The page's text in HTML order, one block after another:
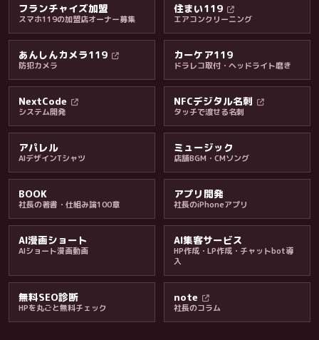
料金・保証・ご案内
フランチャイズ加盟
スマホ119の加盟店オーナー募集
住まい119
エアコンクリーニング
あんしんカメラ119
防犯カメラ
カーケア119
ドラレコ取付・ヘッドライト磨き
NextCode
システム開発
NFCデジタル名刺
タッチで渡せる名刺
アパレル
AIデザインTシャツ
ミュージック
店舗BGM・CMソング
BOOK
社長の著書・仕組み論100章
アプリ開発
社長のiPhoneアプリ
AI漫画ショート
AIショート漫画動画
AI集客サービス
HP作成・LP作成・チャットbot導
入
無料SEO診断
HPを丸ごと無料チェック
note
社長のコラム